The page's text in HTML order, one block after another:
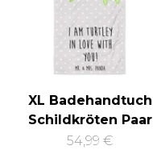
XL Badehandtuch
Schildkröten Paar
54,99 €